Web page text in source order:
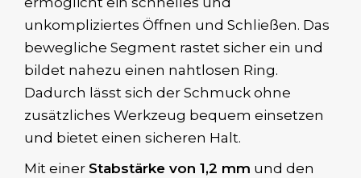
unkompliziertes Öffnen und Schließen. Das
bewegliche Segment rastet sicher ein und
bildet nahezu einen nahtlosen Ring.
Dadurch lässt sich der Schmuck ohne
zusätzliches Werkzeug bequem einsetzen
und bietet einen sicheren Halt.
Mit einer Stabstärke von 1,2 mm und den